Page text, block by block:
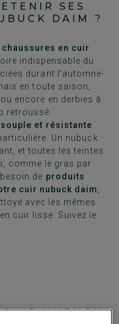
SES
DAIM ?
chaussures en cuir
indispensable du
durant l’automne-
en toute saison,
encore en derbies à
retroussé.
et résistante
Un nubuck
et toutes les teintes
comme le gras par
de produits
cuir nubuck daim
avec les mêmes
cuir lisse. Suivez le
NUBUCK